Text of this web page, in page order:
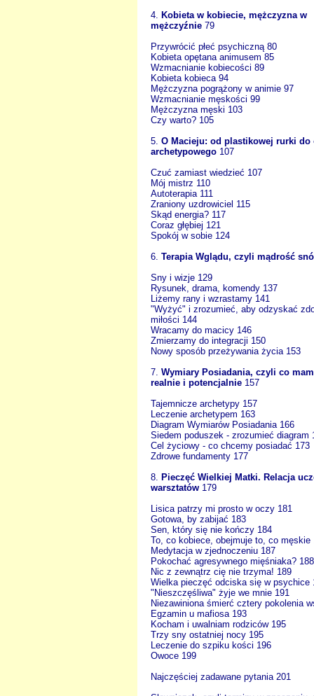
4. Kobieta w kobiecie, mężczyzna w
mężczyźnie 79
Przywrócić płeć psychiczną 80
Kobieta opętana animusem 85
Wzmacnianie kobiecości 89
Kobieta kobieca 94
Mężczyzna pogrążony w animie 97
Wzmacnianie męskości 99
Mężczyzna męski 103
Czy warto? 105
5. O Macieju: od plastikowej rurki do
archetypowego 107
Czuć zamiast wiedzieć 107
Mój mistrz 110
Autoterapia 111
Zraniony uzdrowiciel 115
Skąd energia? 117
Coraz głębiej 121
Spokój w sobie 124
6. Terapia Wglądu, czyli mądrość
Sny i wizje 129
Rysunek, drama, komendy 137
Liżemy rany i wzrastamy 141
"Wyżyć" i zrozumieć, aby odzyskać
miłości 144
Wracamy do macicy 146
Zmierzamy do integracji 150
Nowy sposób przeżywania życia 153
7. Wymiary Posiadania, czyli co
realnie i potencjalnie 157
Tajemnicze archetypy 157
Leczenie archetypem 163
Diagram Wymiarów Posiadania 166
Siedem poduszek - zrozumieć diagram
Cel życiowy - co chcemy posiadać 173
Zdrowe fundamenty 177
8. Pieczęć Wielkiej Matki. Relacja
warsztatów 179
Lisica patrzy mi prosto w oczy 181
Gotowa, by zabijać 183
Sen, który się nie kończy 184
To, co kobiece, obejmuje to, co męskie
Medytacja w zjednoczeniu 187
Pokochać agresywnego mięśniaka? 188
Nic z zewnątrz cię nie trzyma! 189
Wielka pieczęć odciska się w psychice
"Nieszczęśliwa" żyje we mnie 191
Niezawiniona śmierć cztery pokolenia
Egzamin u mafiosa 193
Kocham i uwalniam rodziców 195
Trzy sny ostatniej nocy 195
Leczenie do szpiku kości 196
Owoce 199
Najczęściej zadawane pytania 201